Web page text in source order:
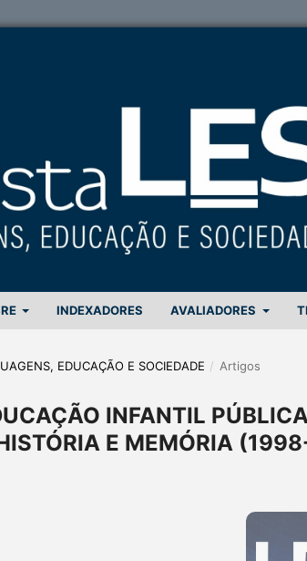
INDEXADORES AVALIADORES
EDUCAÇÃO E SOCIEDADE / Artigos
INFANTIL
E MEMÓRIA